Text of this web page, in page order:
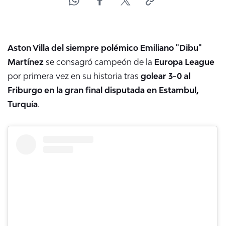
Aston Villa del siempre polémico Emiliano "Dibu"
Martínez se consagró campeón de la Europa League
por primera vez en su historia tras golear 3-0 al
Friburgo en la gran final disputada en Estambul,
Turquía.